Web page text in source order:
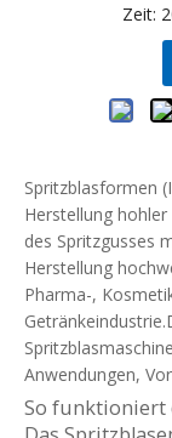
Zeit:
Spritzblasformen
Herstellung
des Spritzgusses
Herstellung
Pharma-,
Anwendungen,
So funktioniert